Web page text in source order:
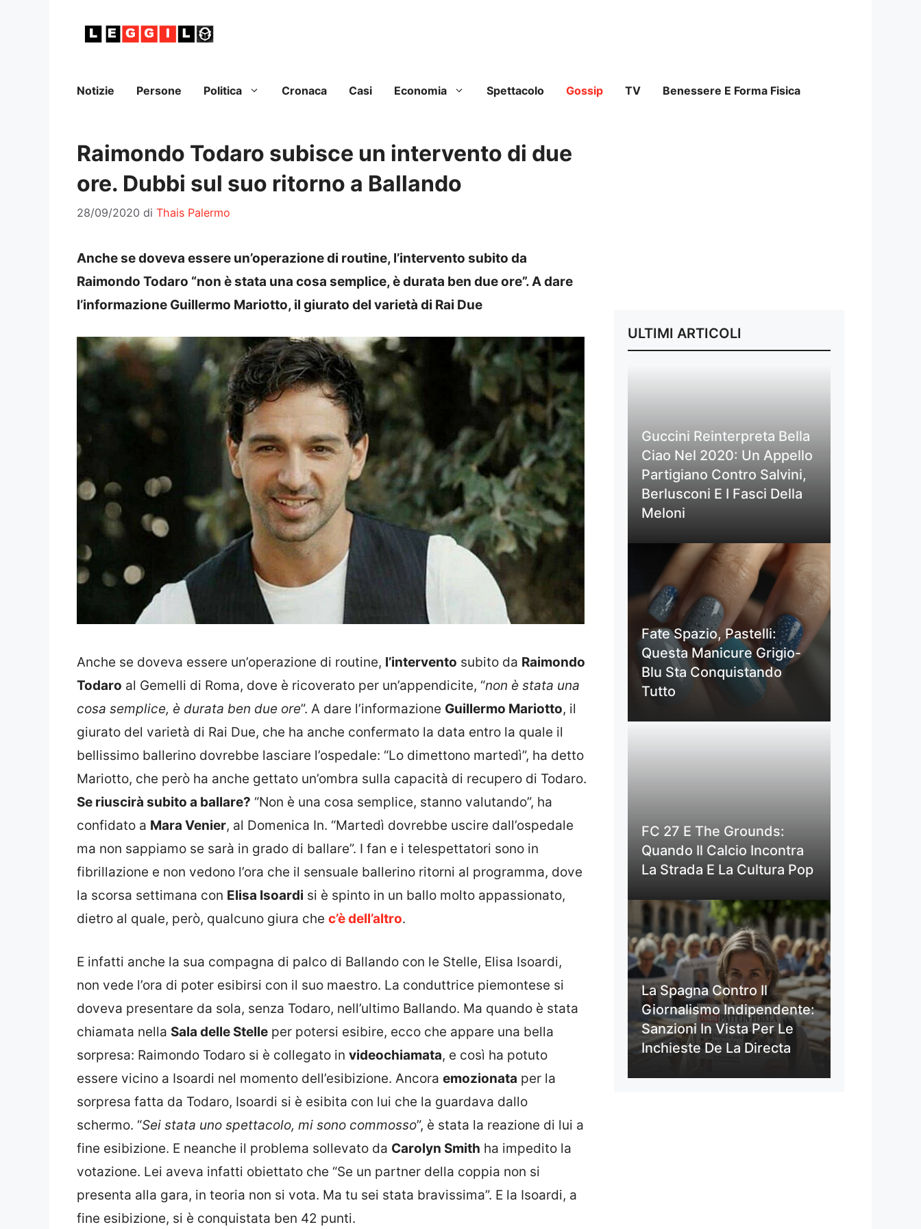
Notizie Persone Politica Cronaca Casi Economia Spettacolo Gossip TV Benessere E Forma Fisica
Raimondo Todaro subisce un intervento di due
ore. Dubbi sul suo ritorno a Ballando
28/09/2020 di Thais Palermo
Anche se doveva essere un’operazione di routine, l’intervento subito da
Raimondo Todaro “non è stata una cosa semplice, è durata ben due ore”. A dare
l’informazione Guillermo Mariotto, il giurato del varietà di Rai Due
Anche se doveva essere un’operazione di routine, l’intervento subito da Raimondo
Todaro al Gemelli di Roma, dove è ricoverato per un’appendicite, “non è stata una
cosa semplice, è durata ben due ore”. A dare l’informazione Guillermo Mariotto, il
giurato del varietà di Rai Due, che ha anche confermato la data entro la quale il
bellissimo ballerino dovrebbe lasciare l’ospedale: “Lo dimettono martedì”, ha detto
Mariotto, che però ha anche gettato un’ombra sulla capacità di recupero di Todaro.
Se riuscirà subito a ballare? “Non è una cosa semplice, stanno valutando”, ha
confidato a Mara Venier, al Domenica In. “Martedì dovrebbe uscire dall’ospedale
ma non sappiamo se sarà in grado di ballare”. I fan e i telespettatori sono in
fibrillazione e non vedono l’ora che il sensuale ballerino ritorni al programma, dove
la scorsa settimana con Elisa Isoardi si è spinto in un ballo molto appassionato,
dietro al quale, però, qualcuno giura che c’è dell’altro.
E infatti anche la sua compagna di palco di Ballando con le Stelle, Elisa Isoardi,
non vede l’ora di poter esibirsi con il suo maestro. La conduttrice piemontese si
doveva presentare da sola, senza Todaro, nell’ultimo Ballando. Ma quando è stata
chiamata nella Sala delle Stelle per potersi esibire, ecco che appare una bella
sorpresa: Raimondo Todaro si è collegato in videochiamata, e così ha potuto
essere vicino a Isoardi nel momento dell’esibizione. Ancora emozionata per la
sorpresa fatta da Todaro, Isoardi si è esibita con lui che la guardava dallo
schermo. “Sei stata uno spettacolo, mi sono commosso”, è stata la reazione di lui a
fine esibizione. E neanche il problema sollevato da Carolyn Smith ha impedito la
votazione. Lei aveva infatti obiettato che “Se un partner della coppia non si
presenta alla gara, in teoria non si vota. Ma tu sei stata bravissima”. E la Isoardi, a
fine esibizione, si è conquistata ben 42 punti.
ULTIMI ARTICOLI
Guccini Reinterpreta Bella
Ciao Nel 2020: Un Appello
Partigiano Contro Salvini,
Berlusconi E I Fasci Della
Meloni
Fate Spazio, Pastelli:
Questa Manicure Grigio-
Blu Sta Conquistando
Tutto
FC 27 E The Grounds:
Quando Il Calcio Incontra
La Strada E La Cultura Pop
La Spagna Contro Il
Giornalismo Indipendente:
Sanzioni In Vista Per Le
Inchieste De La Directa